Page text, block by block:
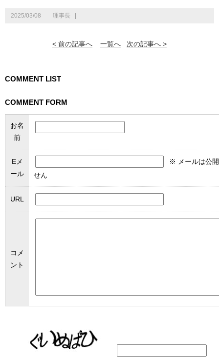
2025/03/08 理事長 |
< 前の記事へ 一覧へ 次の記事へ >
COMMENT LIST
COMMENT FORM
お名
前
Eメ
ール
※ メールは公
せん
URL
コメ
ント